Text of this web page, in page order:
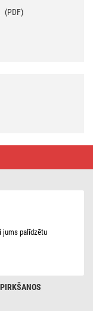
(PDF)
jums palīdzētu